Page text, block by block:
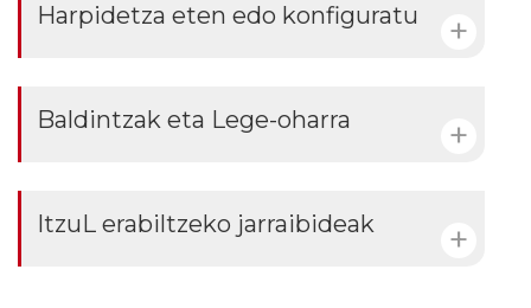
Harpidetza eten edo konfiguratu
Baldintzak eta Lege-oharra
ItzuL erabiltzeko jarraibideak